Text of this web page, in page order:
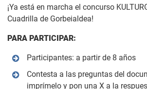
¡Ya está en marcha el concurso
Cuadrilla de Gorbeialdea!
PARA PARTICIPAR:
Participantes: a partir de 8 años
Contesta a las preguntas del
imprímelo y pon una X a la